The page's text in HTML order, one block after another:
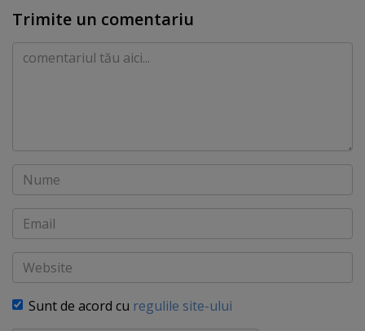
Trimite un comentariu
Comentariu
Nume
Email
Website
Sunt de acord cu regulile site-ului